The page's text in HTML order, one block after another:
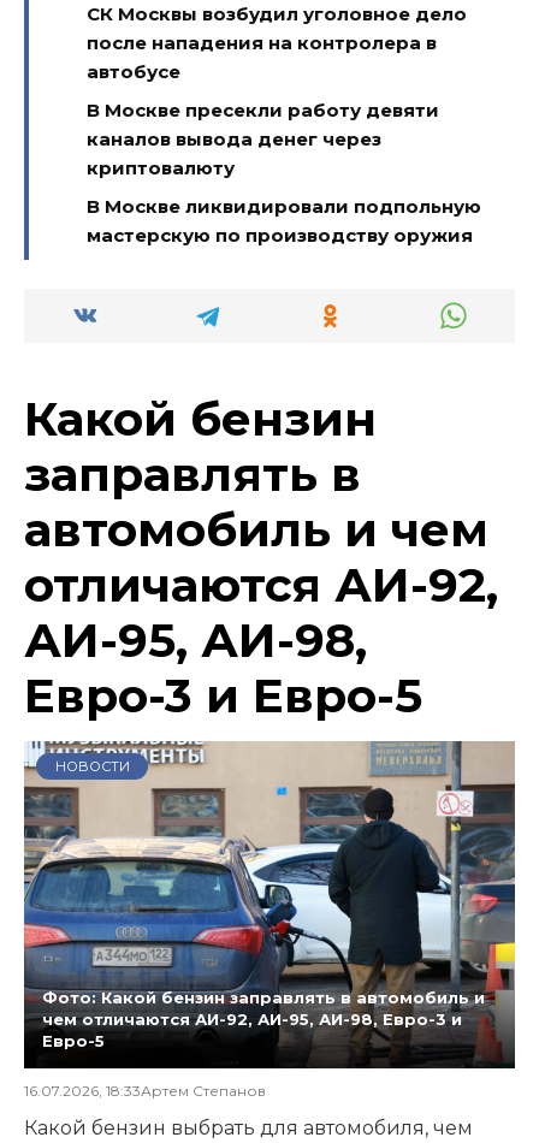
СК Москвы возбудил уголовное дело
после нападения на контролера в
автобусе
В Москве пресекли работу девяти
каналов вывода денег через
криптовалюту
В Москве ликвидировали подпольную
мастерскую по производству оружия
Какой бензин
заправлять в
автомобиль и чем
отличаются АИ-92,
АИ-95, АИ-98,
Евро-3 и Евро-5
НОВОСТИ
Фото: Какой бензин заправлять в автомобиль и
чем отличаются АИ-92, АИ-95, АИ-98, Евро-3 и
Евро-5
16.07.2026, 18:33Артем Степанов
Какой бензин выбрать для автомобиля, чем